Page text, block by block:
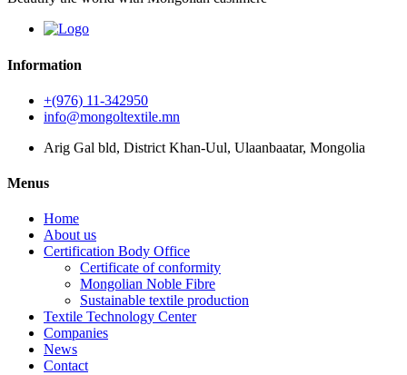
Information
+(976) 11-342950
info@mongoltextile.mn
Arig Gal bld, District Khan-Uul, Ulaanbaatar, Mongolia
Menus
Home
About us
Certification Body Office
Certificate of conformity
Mongolian Noble Fibre
Sustainable textile production
Textile Technology Center
Companies
News
Contact